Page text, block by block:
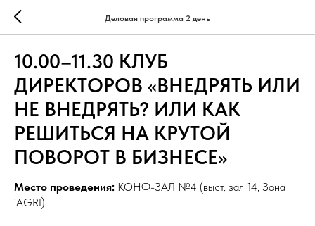
Деловая программа 2 день
10.00–11.30 КЛУБ
ДИРЕКТОРОВ «ВНЕДРЯТЬ ИЛИ
НЕ ВНЕДРЯТЬ? ИЛИ КАК
РЕШИТЬСЯ НА КРУТОЙ
ПОВОРОТ В БИЗНЕСЕ»
Место проведения: КОНФ-ЗАЛ №4 (выст. зал 14, Зона
iAGRI)